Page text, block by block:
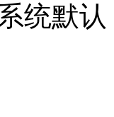
统默认